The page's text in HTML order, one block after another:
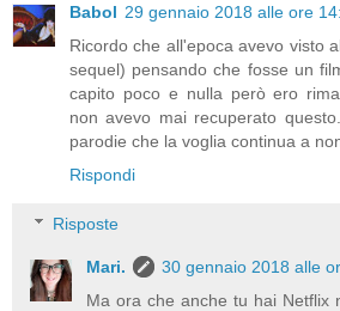
Babol 29 gennaio 2018 alle ore
Ricordo che all'epoca avevo visto
sequel) pensando che fosse un
capito poco e nulla però ero
non avevo mai recuperato
parodie che la voglia continua a
Rispondi
Risposte
Mari.
30 gennaio 2018 alle
Ma ora che anche tu hai Netflix